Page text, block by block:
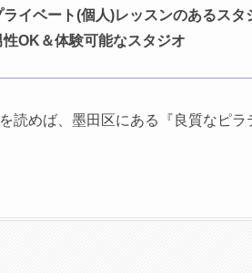
ライベート(個人)レッスンのあるスタ
性OK＆体験可能なスタジオ
読めば、墨田区にある『良質なピ